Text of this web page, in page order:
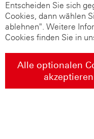
Entscheiden Sie sich
Cookies, dann wählen
ablehnen". Weitere
Cookies finden Sie in
Alle optionalen
akzeptieren